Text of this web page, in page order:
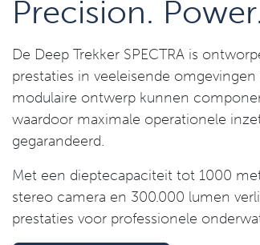
Precision.
De Deep Trekker SPECTRA is
prestaties in veeleisende
modulaire ontwerp kunnen
waardoor maximale operationele
gegarandeerd.
Met een dieptecapaciteit tot 1000
stereo camera en 300.000 lumen
prestaties voor professionele